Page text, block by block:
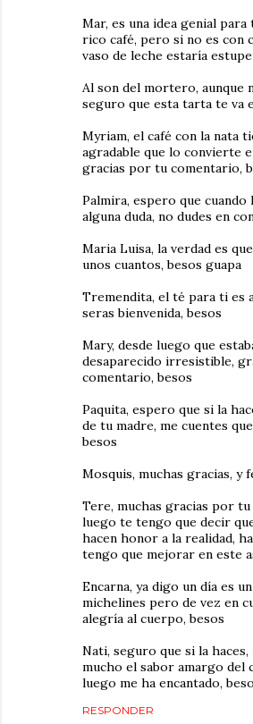
Mar, es una idea genial para
rico café, pero si no es con
vaso de leche estaría
Al son del mortero, aunque
seguro que esta tarta te va
Myriam, el café con la nata
agradable que lo convierte
gracias por tu comentario,
Palmira, espero que cuando
alguna duda, no dudes en
Maria Luisa, la verdad es
unos cuantos, besos guapa
Tremendita, el té para ti es
seras bienvenida, besos
Mary, desde luego que
desaparecido irresistible,
comentario, besos
Paquita, espero que si la
de tu madre, me cuentes
besos
Mosquis, muchas gracias, y
Tere, muchas gracias por
luego te tengo que decir
hacen honor a la realidad,
tengo que mejorar en este
Encarna, ya digo un día es
michelines pero de vez en
alegría al cuerpo, besos
Nati, seguro que si la
mucho el sabor amargo del
luego me ha encantado,
RESPONDER